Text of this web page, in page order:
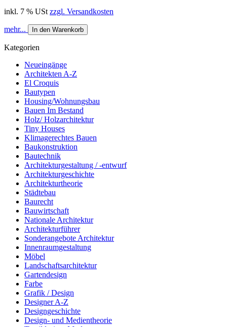
inkl. 7 % USt zzgl. Versandkosten
mehr... In den Warenkorb
Kategorien
Neueingänge
Architekten A-Z
El Croquis
Bautypen
Housing/Wohnungsbau
Bauen Im Bestand
Holz/ Holzarchitektur
Tiny Houses
Klimagerechtes Bauen
Baukonstruktion
Bautechnik
Architekturgestaltung / -entwurf
Architekturgeschichte
Architekturtheorie
Städtebau
Baurecht
Bauwirtschaft
Nationale Architektur
Architekturführer
Sonderangebote Architektur
Innenraumgestaltung
Möbel
Landschaftsarchitektur
Gartendesign
Farbe
Grafik / Design
Designer A-Z
Designgeschichte
Design- und Medientheorie